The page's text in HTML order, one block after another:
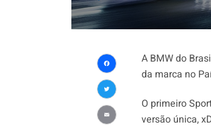
Facebook
Twitter
A BMW do
da marca no
O primeiro
versão única,